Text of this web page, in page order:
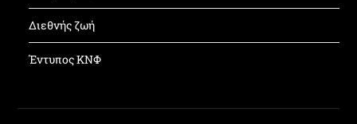
Διεθνής ζωή
Έντυπος ΚΝΦ